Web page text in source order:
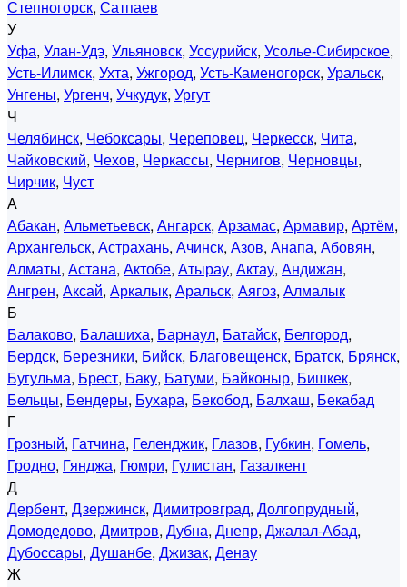
Степногорск, Сатпаев
У
Уфа, Улан-Удэ, Ульяновск, Уссурийск, Усолье-Сибирское,
Усть-Илимск, Ухта, Ужгород, Усть-Каменогорск, Уральск,
Унгены, Ургенч, Учкудук, Ургут
Ч
Челябинск, Чебоксары, Череповец, Черкесск, Чита,
Чайковский, Чехов, Черкассы, Чернигов, Черновцы,
Чирчик, Чуст
А
Абакан, Альметьевск, Ангарск, Арзамас, Армавир, Артём,
Архангельск, Астрахань, Ачинск, Азов, Анапа, Абовян,
Алматы, Астана, Актобе, Атырау, Актау, Андижан,
Ангрен, Аксай, Аркалык, Аральск, Аягоз, Алмалык
Б
Балаково, Балашиха, Барнаул, Батайск, Белгород,
Бердск, Березники, Бийск, Благовещенск, Братск, Брянск,
Бугульма, Брест, Баку, Батуми, Байконыр, Бишкек,
Бельцы, Бендеры, Бухара, Бекобод, Балхаш, Бекабад
Г
Грозный, Гатчина, Геленджик, Глазов, Губкин, Гомель,
Гродно, Гянджа, Гюмри, Гулистан, Газалкент
Д
Дербент, Дзержинск, Димитровград, Долгопрудный,
Домодедово, Дмитров, Дубна, Днепр, Джалал-Абад,
Дубоссары, Душанбе, Джизак, Денау
Ж